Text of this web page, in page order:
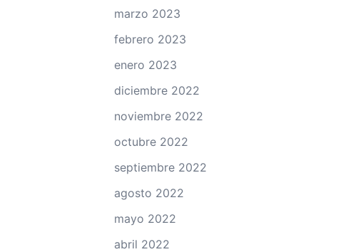
marzo 2023
febrero 2023
enero 2023
diciembre 2022
noviembre 2022
octubre 2022
septiembre 2022
agosto 2022
mayo 2022
abril 2022